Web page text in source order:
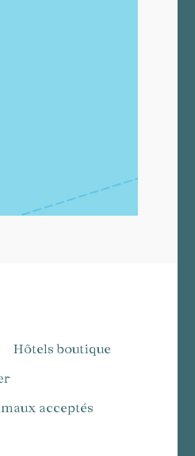
Hôtels boutique
acceptés